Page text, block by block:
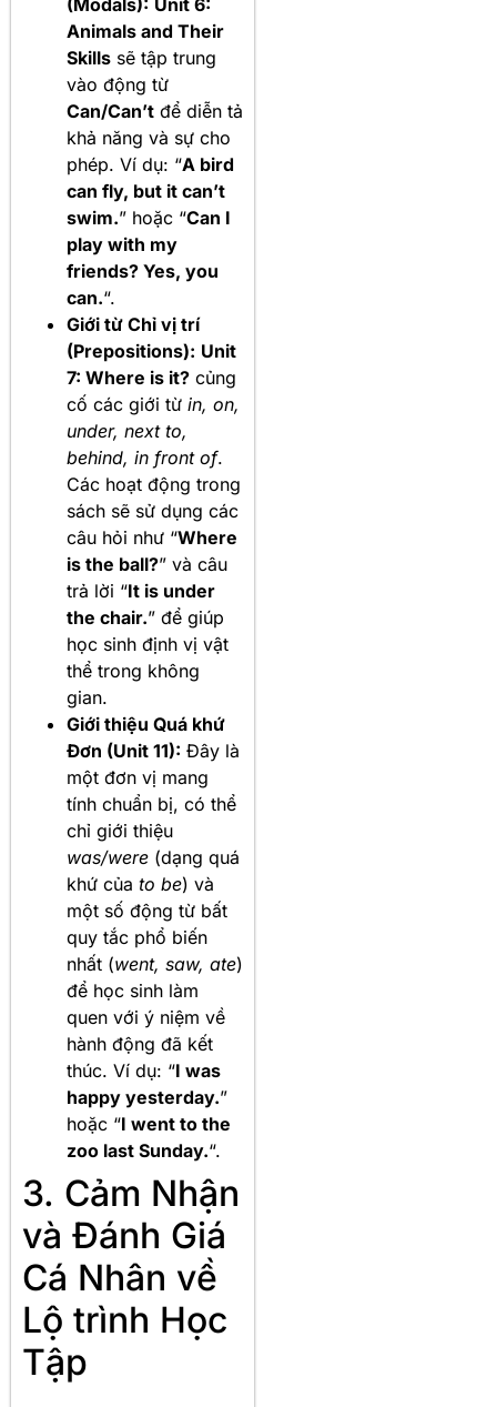
(Modals): Unit 6:
Animals and Their
Skills sẽ tập trung
vào động từ
Can/Can’t để diễn tả
khả năng và sự cho
phép. Ví dụ: “A bird
can fly, but it can’t
swim.” hoặc “Can I
play with my
friends? Yes, you
can.“.
Giới từ Chỉ vị trí
(Prepositions): Unit
7: Where is it? củng
cố các giới từ in, on,
under, next to,
behind, in front of.
Các hoạt động trong
sách sẽ sử dụng các
câu hỏi như “Where
is the ball?” và câu
trả lời “It is under
the chair.” để giúp
học sinh định vị vật
thể trong không
gian.
Giới thiệu Quá khứ
Đơn (Unit 11): Đây là
một đơn vị mang
tính chuẩn bị, có thể
chỉ giới thiệu
was/were (dạng quá
khứ của to be) và
một số động từ bất
quy tắc phổ biến
nhất (went, saw, ate)
để học sinh làm
quen với ý niệm về
hành động đã kết
thúc. Ví dụ: “I was
happy yesterday.”
hoặc “I went to the
zoo last Sunday.“.
3. Cảm Nhận
và Đánh Giá
Cá Nhân về
Lộ trình Học
Tập